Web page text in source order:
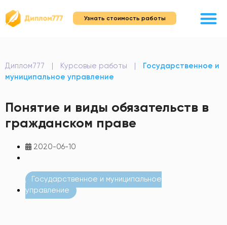
Узнать стоимость работы
Диплом777 | Курсовые работы |
Государственное и
муниципальное управление
Понятие и виды обязательств в
гражданском праве
2020-06-10
Государственное и муниципальное
управление